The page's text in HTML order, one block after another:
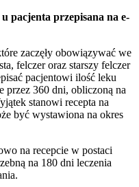
pacjenta przepisana na e-
zaczęły obowiązywać we
felczer oraz starszy felczer
pacjentowi ilość leku
przez 360 dni, obliczoną na
stanowi recepta na
być wystawiona na okres
na recepcie w postaci
na 180 dni leczenia